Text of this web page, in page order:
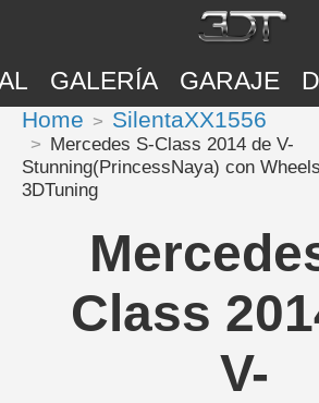
GALERÍA GARAJE
Home SilentaXX1556
Mercedes S-Class 2014 de V-
Stunning(PrincessNaya) con
3DTuning
Class
V-